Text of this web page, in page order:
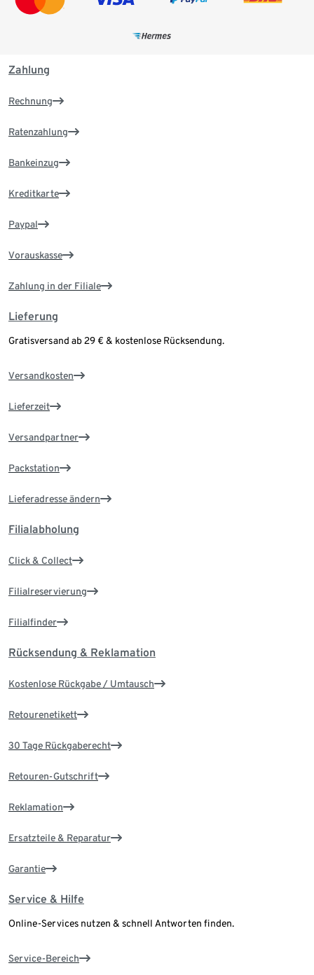
Zahlung
Rechnung
Ratenzahlung
Bankeinzug
Kreditkarte
Paypal
Vorauskasse
Zahlung in der Filiale
Lieferung
Gratisversand ab 29 € & kostenlose Rücksendung.
Versandkosten
Lieferzeit
Versandpartner
Packstation
Lieferadresse ändern
Filialabholung
Click & Collect
Filialreservierung
Filialfinder
Rücksendung & Reklamation
Kostenlose Rückgabe / Umtausch
Retourenetikett
30 Tage Rückgaberecht
Retouren-Gutschrift
Reklamation
Ersatzteile & Reparatur
Garantie
Service & Hilfe
Online-Services nutzen & schnell Antworten finden.
Service-Bereich